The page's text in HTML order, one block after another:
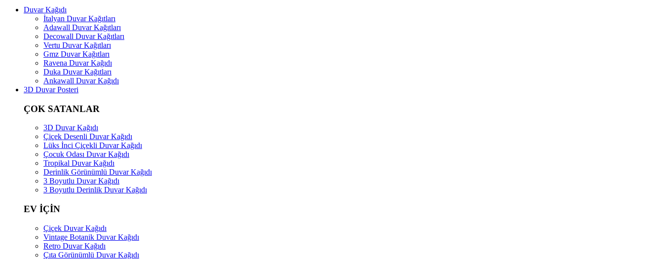
Duvar Kağıdı
İtalyan Duvar Kağıtları
Adawall Duvar Kağıtları
Decowall Duvar Kağıtları
Vertu Duvar Kağıtları
Gmz Duvar Kağıtları
Ravena Duvar Kağıdı
Duka Duvar Kağıtları
Ankawall Duvar Kağıdı
3D Duvar Posteri
ÇOK SATANLAR
3D Duvar Kağıdı
Çiçek Desenli Duvar Kağıdı
Lüks İnci Çiçekli Duvar Kağıdı
Çocuk Odası Duvar Kağıdı
Tropikal Duvar Kağıdı
Derinlik Görünümlü Duvar Kağıdı
3 Boyutlu Duvar Kağıdı
3 Boyutlu Derinlik Duvar Kağıdı
EV İÇİN
Çiçek Duvar Kağıdı
Vintage Botanik Duvar Kağıdı
Retro Duvar Kağıdı
Çıta Görünümlü Duvar Kağıdı